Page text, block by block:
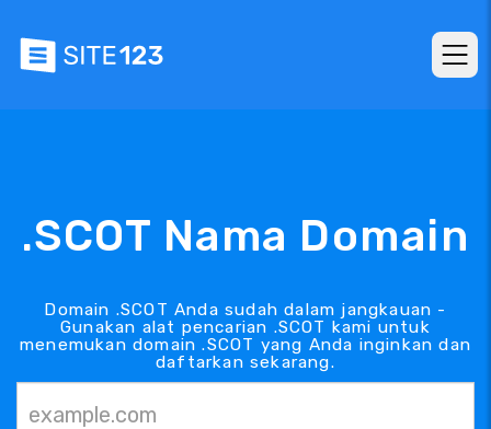
.SCOT Nama Domain
Domain .SCOT Anda sudah dalam jangkauan -
Gunakan alat pencarian .SCOT kami untuk
menemukan domain .SCOT yang Anda inginkan dan
daftarkan sekarang.